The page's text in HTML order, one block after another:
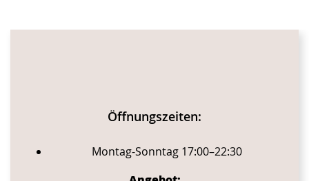
Öffnungszeiten:
Montag-Sonntag 17:00–22:30